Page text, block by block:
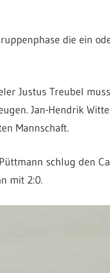
die ein
Justus Treubel
Jan-Hendrik
Mannschaft.
schlug den
mit 2:0.